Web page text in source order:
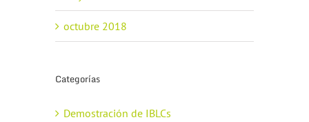
octubre 2018
Categorías
Demostración de IBLCs